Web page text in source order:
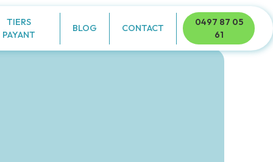
TIERS
PAYANT
BLOG CONTACT
0497 87 05
61